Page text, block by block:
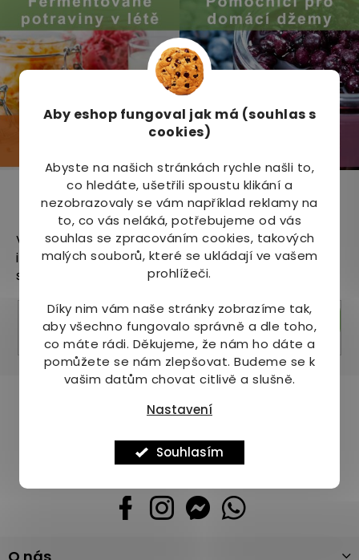
Aby eshop fungoval jak má (souhlas s
cookies)
Abyste na našich stránkách rychle našli to,
co hledáte, ušetřili spoustu klikání a
nezobrazovaly se vám například reklamy na
to, co vás neláká, potřebujeme od vás
souhlas se zpracováním cookies, takových
malých souborů, které se ukládají ve vašem
prohlížeči.
Díky nim vám naše stránky zobrazíme tak,
aby všechno fungovalo správně a dle toho,
co máte rádi. Děkujeme, že nám ho dáte a
pomůžete se nám zlepšovat. Budeme se k
vašim datům chovat citlivě a slušně.
Nastavení
Souhlasím
Odebírat newsletter
Vložte svůj e-mail a my vám budeme zasílat
informace o nových produktech na našem e-
shopu.
Přihlásit se
Pomůžeme vám s výběrem
+420 736 708 220
info@mj-krasazdravi.cz